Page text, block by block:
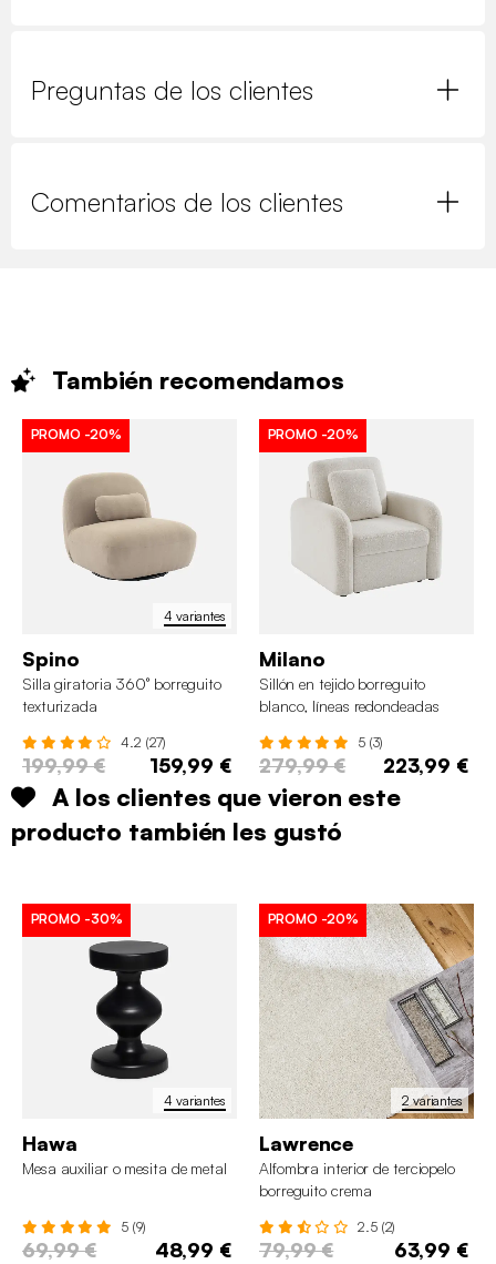
Preguntas de los clientes
Comentarios de los clientes
También recomendamos
4 variantes
PROMO -20%
Spino
Silla giratoria 360° borreguito
texturizada
4.2 (27)
199,99 € 159,99 €
PROMO -20%
Milano
Sillón en tejido borreguito
blanco, líneas redondeadas
5 (3)
279,99 € 223,99 €
A los clientes que vieron este
producto también les gustó
4 variantes
PROMO -30%
Hawa
Mesa auxiliar o mesita de metal
5 (9)
69,99 € 48,99 €
2 variantes
PROMO -20%
Lawrence
Alfombra interior de terciopelo
borreguito crema
2.5 (2)
79,99 € 63,99 €